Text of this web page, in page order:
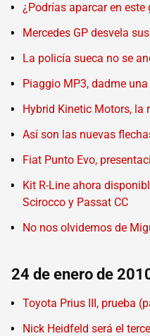
¿Podrías aparcar en este
Mercedes GP desvela
La policía sueca no se
Piaggio MP3, dadme
Hybrid Kinetic Motors, la
Así son las nuevas
Fiat Punto Evo,
Kit R-Line ahora
Scirocco y Passat CC
No nos olvidemos de
24 de enero de
Toyota Prius III, prueba
Nick Heidfeld será el